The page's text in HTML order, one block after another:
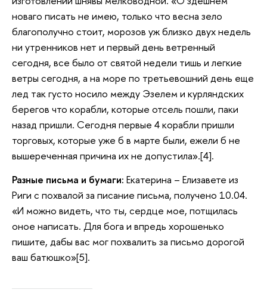
новаго писать не имею, только что весна зело
благополучно стоит, морозов уж близко двух недель
ни утренников нет и первый день ветренный
сегодня, все было от святой недели тишь и легкие
ветры сегодня, а на море по третьевошний день еще
лед так густо носило между Эзелем и курляндских
берегов что корабли, которые отсель пошли, паки
назад пришли. Сегодня первые 4 корабли пришли
торговых, которые уже б в марте были, ежели б не
вышереченная причина их не допустила».[4].
Разные письма и бумаги: Екатерина – Елизавете из
Риги с похвалой за писание письма, получено 10.04.
«И можно видеть, что ты, сердце мое, потщилась
оное написать. Для бога и впредь хорошенько
пишите, дабы вас мог похвалить за письмо дорогой
ваш батюшко»[5].